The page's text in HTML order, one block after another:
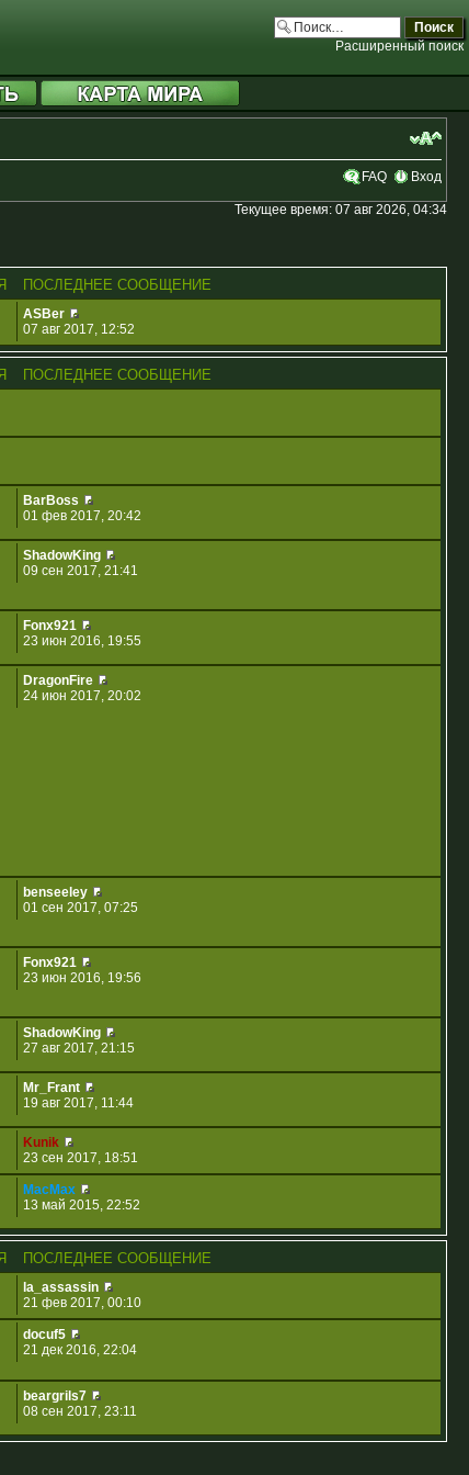
Расширенный поиск
FAQ Вход
Текущее время: 07 авг 2026, 04:34
ПОСЛЕДНЕЕ СООБЩЕНИЕ
ASBer
07 авг 2017, 12:52
ПОСЛЕДНЕЕ СООБЩЕНИЕ
BarBoss
01 фев 2017, 20:42
ShadowKing
09 сен 2017, 21:41
Fonx921
23 июн 2016, 19:55
DragonFire
24 июн 2017, 20:02
benseeley
01 сен 2017, 07:25
Fonx921
23 июн 2016, 19:56
ShadowKing
27 авг 2017, 21:15
Mr_Frant
19 авг 2017, 11:44
Kunik
23 сен 2017, 18:51
MacMax
13 май 2015, 22:52
ПОСЛЕДНЕЕ СООБЩЕНИЕ
la_assassin
21 фев 2017, 00:10
docuf5
21 дек 2016, 22:04
beargrils7
08 сен 2017, 23:11